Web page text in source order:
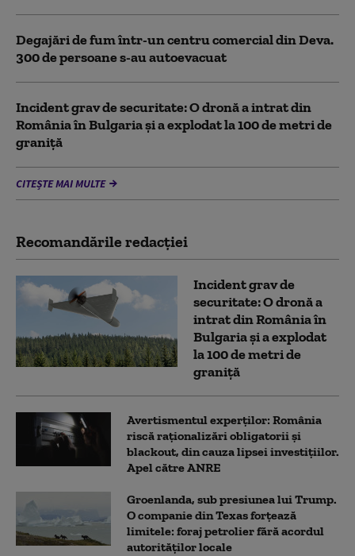
Degajări de fum într-un centru comercial din Deva.
300 de persoane s-au autoevacuat
Incident grav de securitate: O dronă a intrat din
România în Bulgaria şi a explodat la 100 de metri de
graniţă
CITEȘTE MAI MULTE
Recomandările redacţiei
Incident grav de
securitate: O dronă a
intrat din România în
Bulgaria şi a explodat
la 100 de metri de
graniţă
Avertismentul experților: România
riscă raționalizări obligatorii și
blackout, din cauza lipsei investițiilor.
Apel către ANRE
Groenlanda, sub presiunea lui Trump.
O companie din Texas forțează
limitele: foraj petrolier fără acordul
autorităților locale